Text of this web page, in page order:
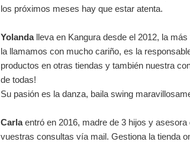
los próximos meses hay que estar atenta.
Yolanda lleva en Kangura desde el 2012, la
la llamamos con mucho cariño, es la
productos en otras tiendas y también nuestra
de todas!
Su pasión es la danza, baila swing
Carlaentró en 2016, madre de 3 hijos y
vuestras consultas vía mail. Gestiona la tienda